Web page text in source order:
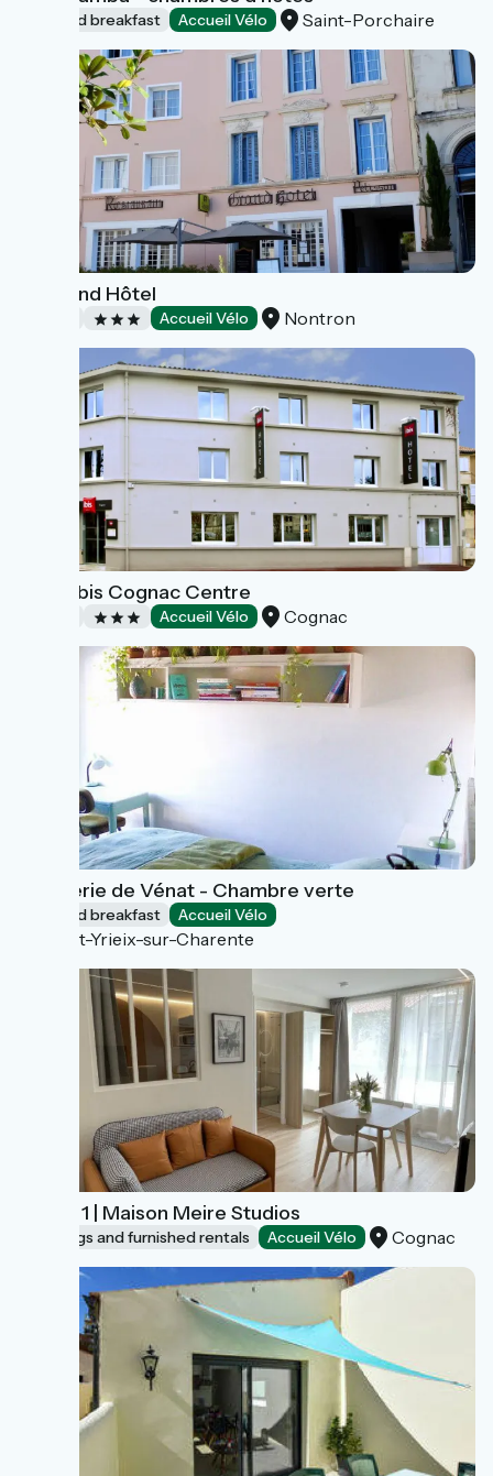
Bed and breakfast Accueil Vélo Saint-Porchaire
Le Grand Hôtel
Accueil Vélo Nontron
Hôtel Ibis Cognac Centre
Accueil Vélo Cognac
L'Epicerie de Vénat - Chambre verte
Bed and breakfast Accueil Vélo
Saint-Yrieix-sur-Charente
Studio 1 | Maison Meire Studios
Lodgings and furnished rentals Accueil Vélo Cognac